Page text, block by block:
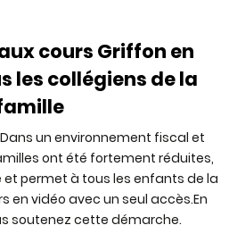
cours Griffon en
les collégiens de la
un environnement fiscal et
ont été fortement réduites,
permet à tous les enfants de la
en vidéo avec un seul accès.En
soutenez cette démarche.